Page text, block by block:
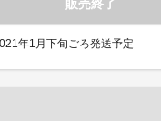
販売終了
年1月下旬ごろ発送予定